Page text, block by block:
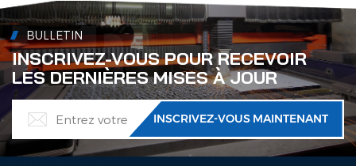
BULLETIN
INSCRIVEZ-VOUS POUR RECEVOIR
LES DERNIÈRES MISES À JOUR